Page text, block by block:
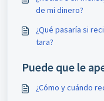
de mi dinero?
¿Qué pasaría si
tara?
Puede que le
¿Cómo y cuándo